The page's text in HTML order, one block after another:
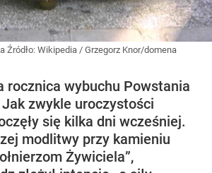
Źródło: Wikipedia / Grzegorz Knor/domena
rocznica wybuchu Powstania
zwykle uroczystości
się kilka dni wcześniej.
modlitwy przy kamieniu
Żywiciela”,